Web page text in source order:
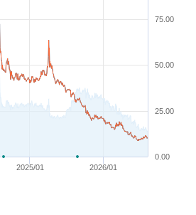
2025/01 2026/01
0.00
25.00
50.00
75.00